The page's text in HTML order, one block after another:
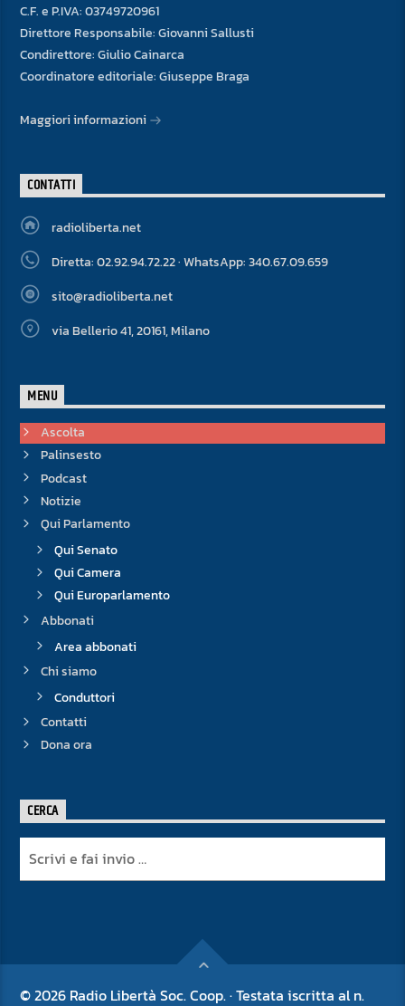
C.F. e P.IVA: 03749720961
Direttore Responsabile: Giovanni Sallusti
Condirettore: Giulio Cainarca
Coordinatore editoriale: Giuseppe Braga
Maggiori informazioni
CONTATTI
radioliberta.net
Diretta: 02.92.94.72.22 · WhatsApp: 340.67.09.659
sito@radioliberta.net
via Bellerio 41, 20161, Milano
MENU
Ascolta
Palinsesto
Podcast
Notizie
Qui Parlamento
Qui Senato
Qui Camera
Qui Europarlamento
Abbonati
Area abbonati
Chi siamo
Conduttori
Contatti
Dona ora
CERCA
© 2026 Radio Libertà Soc. Coop. · Testata iscritta al n.